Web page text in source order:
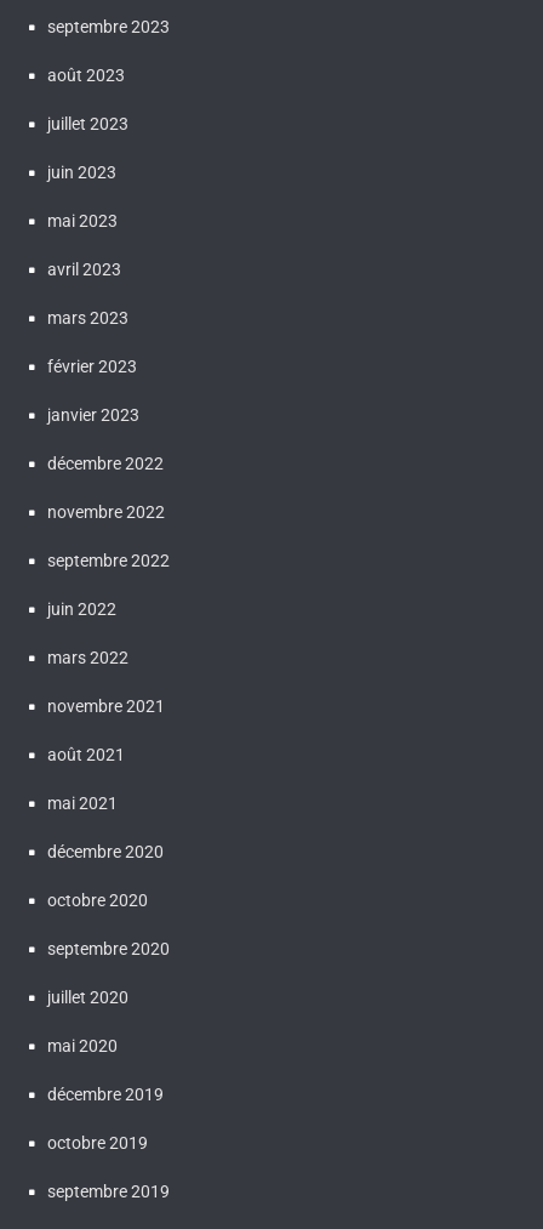
septembre 2023
août 2023
juillet 2023
juin 2023
mai 2023
avril 2023
mars 2023
février 2023
janvier 2023
décembre 2022
novembre 2022
septembre 2022
juin 2022
mars 2022
novembre 2021
août 2021
mai 2021
décembre 2020
octobre 2020
septembre 2020
juillet 2020
mai 2020
décembre 2019
octobre 2019
septembre 2019